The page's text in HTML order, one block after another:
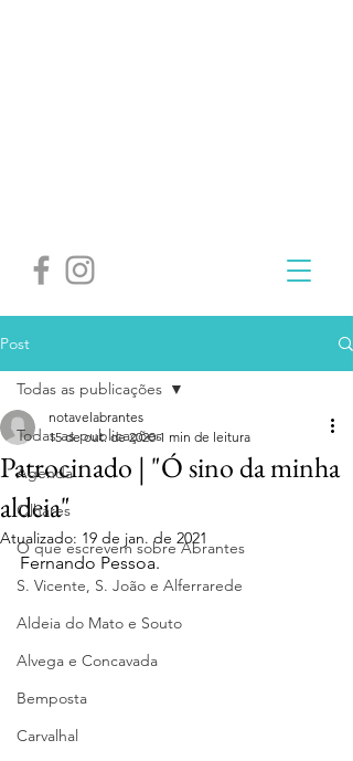
Post
Todas as publicações
Agenda
Olhares
O que escrevem sobre Abrantes
S. Vicente, S. João e Alferrarede
Aldeia do Mato e Souto
Alvega e Concavada
Bemposta
Carvalhal
Todas as publicações
Patrocinado | "Ó sino da minha
aldeia"
notavelabrantes
15 de out. de 2020 1 min de leitura
Atualizado: 19 de jan. de 2021
Fernando Pessoa.